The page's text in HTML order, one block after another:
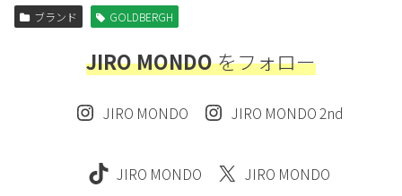
ブランド GOLDBERGH
JIRO MONDOをフォロー
JIRO MONDO JIRO MONDO 2nd
JIRO MONDO JIRO MONDO